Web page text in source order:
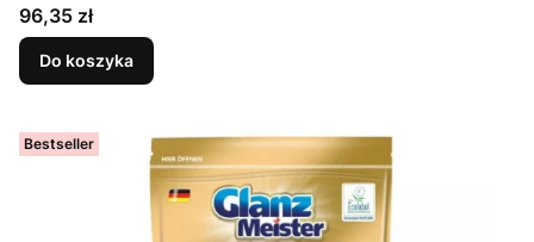
Cena
96,35 zł
Do koszyka
Bestseller